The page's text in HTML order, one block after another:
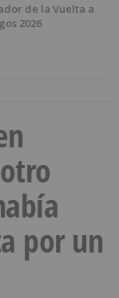
de la Vuelta a
2026
por un